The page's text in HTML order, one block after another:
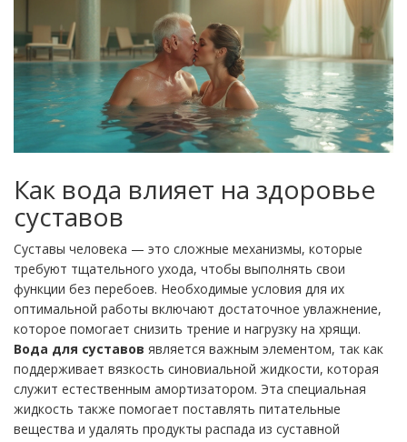
Как вода влияет на здоровье
суставов
Суставы человека — это сложные механизмы, которые
требуют тщательного ухода, чтобы выполнять свои
функции без перебоев. Необходимые условия для их
оптимальной работы включают достаточное увлажнение,
которое помогает снизить трение и нагрузку на хрящи.
Вода для суставов является важным элементом, так как
поддерживает вязкость синовиальной жидкости, которая
служит естественным амортизатором. Эта специальная
жидкость также помогает поставлять питательные
вещества и удалять продукты распада из суставной